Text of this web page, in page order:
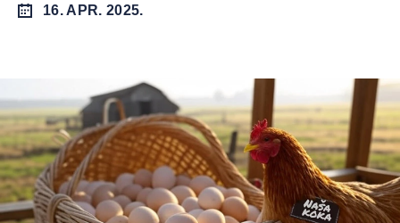
16. APR. 2025.